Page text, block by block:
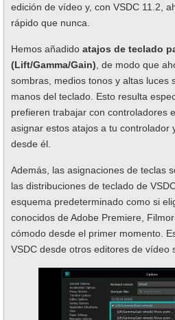
edición de vídeo y, con VSDC 11.2,
rápido que nunca.
Hemos añadido atajos de teclado
(Lift/Gamma/Gain) , de modo que
sombras, medios tonos y altas luces
manos del teclado. Esto resulta
prefieren trabajar con controladores
asignar estos atajos a tu controlador
desde él.
Además, las asignaciones de teclas
las distribuciones de teclado de
esquema predeterminado como si
conocidos de Adobe Premiere,
cómodo desde el primer momento.
VSDC desde otros editores de vídeo